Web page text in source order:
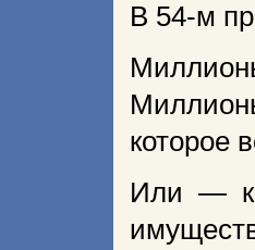
В 54-м
которое
Или —